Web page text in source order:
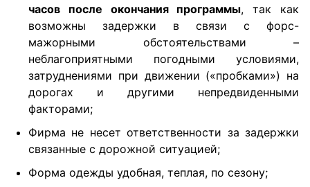
часов после окончания программы, так как
возможны задержки в связи с форс-
мажорными обстоятельствами –
неблагоприятными погодными условиями,
затруднениями при движении («пробками») на
дорогах и другими непредвиденными
факторами;
Фирма не несет ответственности за задержки
связанные с дорожной ситуацией;
Форма одежды удобная, теплая, по сезону;